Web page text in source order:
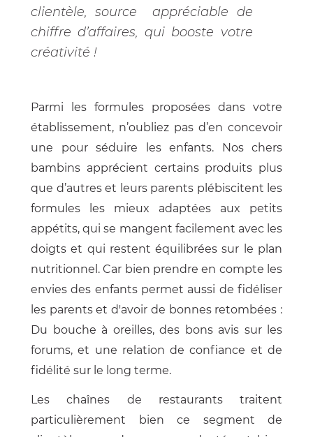
clientèle, source appréciable de
chiffre d’affaires, qui booste votre
créativité !
Parmi les formules proposées dans votre
établissement, n’oubliez pas d’en concevoir
une pour séduire les enfants. Nos chers
bambins apprécient certains produits plus
que d’autres et leurs parents plébiscitent les
formules les mieux adaptées aux petits
appétits, qui se mangent facilement avec les
doigts et qui restent équilibrées sur le plan
nutritionnel. Car bien prendre en compte les
envies des enfants permet aussi de fidéliser
les parents et d'avoir de bonnes retombées :
Du bouche à oreilles, des bons avis sur les
forums, et une relation de confiance et de
fidélité sur le long terme.
Les chaînes de restaurants traitent
particulièrement bien ce segment de